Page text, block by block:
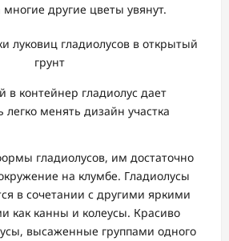
многие другие цветы увянут.
контейнер гладиолус дает
легко менять дизайн участка
гладиолусов, им достаточно
на клумбе. Гладиолусы
в сочетании с другими яркими
как канны и колеусы. Красиво
высаженные группами одного